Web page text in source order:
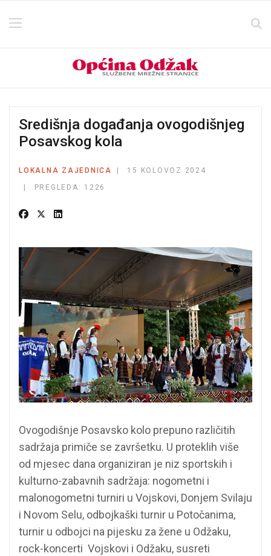
Središnja događanja ovogodišnjeg
Posavskog kola
LOKALNA ZAJEDNICA
15 KOLOVOZ 2024
PREGLEDA: 1226
Ovogodišnje Posavsko kolo prepuno različitih
sadržaja primiče se završetku. U proteklih više
od mjesec dana organiziran je niz sportskih i
kulturno-zabavnih sadržaja: nogometni i
malonogometni turniri u Vojskovi, Donjem Svilaju
i Novom Selu, odbojkaški turnir u Potočanima,
turnir u odbojci na pijesku za žene u Odžaku,
rock-koncerti Vojskovi i Odžaku, susreti